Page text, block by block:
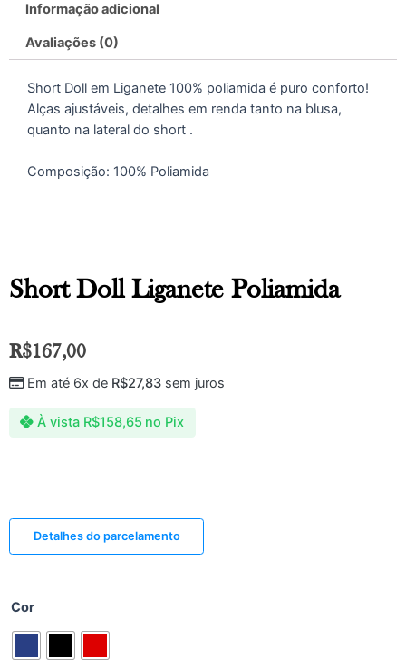
Informação adicional
Avaliações (0)
Short Doll em Liganete 100% poliamida é puro conforto!
Alças ajustáveis, detalhes em renda tanto na blusa,
quanto na lateral do short .
Composição: 100% Poliamida
Short Doll Liganete Poliamida
R$167,00
À vista R$158,65 no Pix
Em até 6x de R$27,83sem juros
Detalhes do parcelamento
Cor